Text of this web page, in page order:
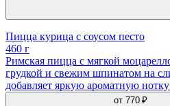
Пицца курица с соусом песто
460 г
Римская пицца с мягкой
грудкой и свежим шпинатом на
добавляет яркую ароматную
от 770 ₽